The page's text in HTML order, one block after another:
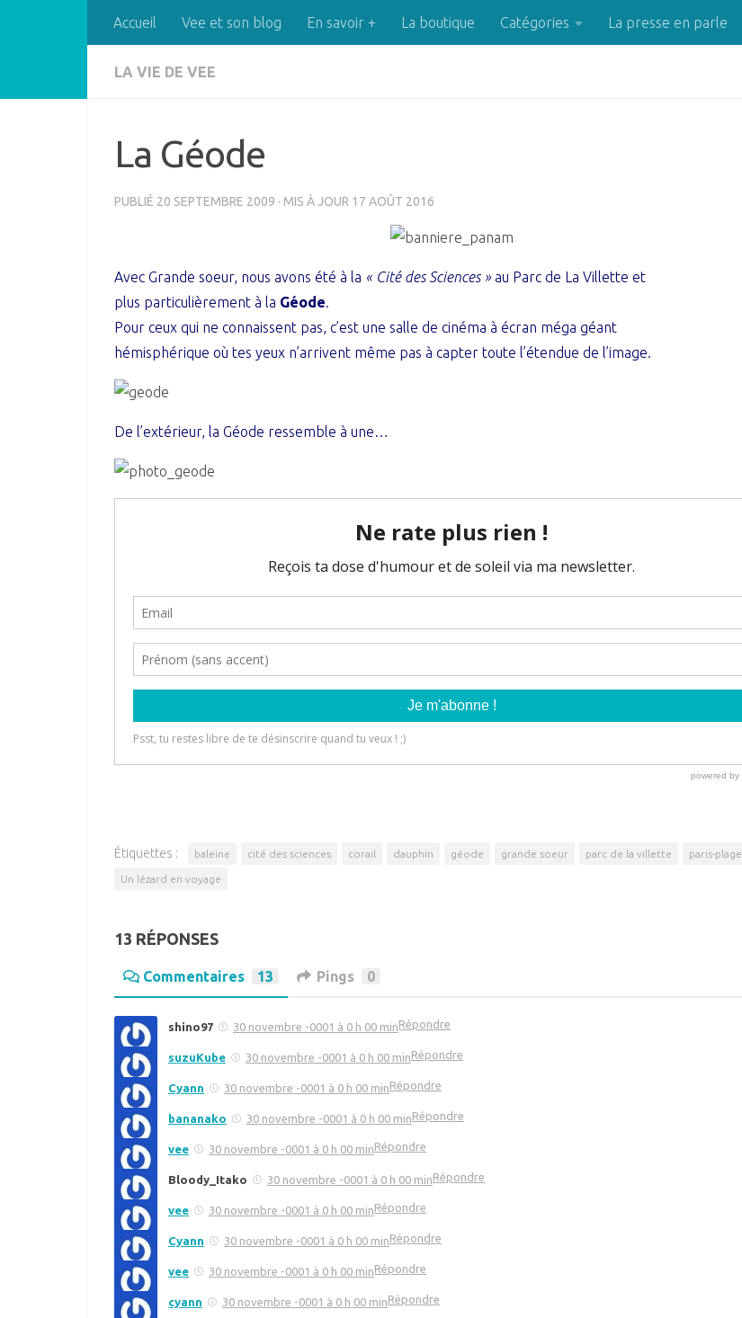
Skip to contentAccueil Vee et son blog En savoir + La boutique Catégories La presse en parle
LA VIE DE VEE
La Géode
PUBLIÉ 20 SEPTEMBRE 2009 · MIS À JOUR 17 AOÛT 2016
Avec Grande soeur, nous avons été à la « Cité des Sciences » au Parc de La Villette et
plus particulièrement à la Géode.
Pour ceux qui ne connaissent pas, c’est une salle de cinéma à écran méga géant
hémisphérique où tes yeux n’arrivent même pas à capter toute l’étendue de l’image.
De l’extérieur, la Géode ressemble à une…
Étiquettes : baleine cité des sciences corail dauphin géode grande soeur parc de la villette paris-plage
Un lézard en voyage
13 RÉPONSES
Commentaires 13 Pings 0
shino97 30 novembre -0001 à 0 h 00 minRépondre
suzuKube 30 novembre -0001 à 0 h 00 minRépondre
Cyann 30 novembre -0001 à 0 h 00 minRépondre
bananako 30 novembre -0001 à 0 h 00 minRépondre
vee 30 novembre -0001 à 0 h 00 minRépondre
Bloody_Itako 30 novembre -0001 à 0 h 00 minRépondre
vee 30 novembre -0001 à 0 h 00 minRépondre
Cyann 30 novembre -0001 à 0 h 00 minRépondre
vee 30 novembre -0001 à 0 h 00 minRépondre
cyann 30 novembre -0001 à 0 h 00 minRépondre